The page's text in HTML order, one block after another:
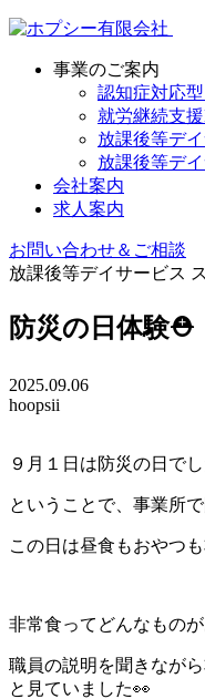
事業のご案内
認知症対応
就労継続支
放課後等デ
放課後等デ
会社案内
求人案内
お問い合わせ＆ご相談
放課後等デイサービス
防災の日体験⛑
2025.09.06
hoopsii
９月１日は防災の日で
ということで、事業所
この日は昼食もおやつ
非常食ってどんなもの
職員の説明を聞きなが
と見ていました👀